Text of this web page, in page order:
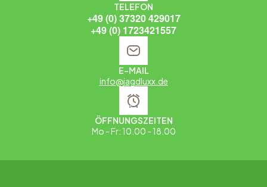
TELEFON
+49 (0) 37320 429017
+49 (0) 1723421557
E-MAIL
info@jagdluxx.de
ÖFFNUNGSZEITEN
Mo - Fr: 10.00 - 18.00